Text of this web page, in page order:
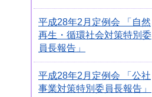
平成28年2月定例会 「自然
再生・循環社会対策特別委
員長報告」
平成28年2月定例会 「公社
事業対策特別委員長報告」